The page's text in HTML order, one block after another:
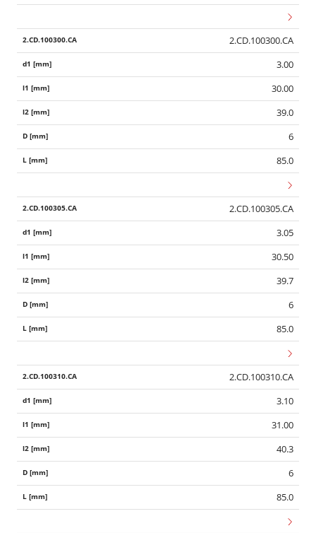
2.CD.100300.CA
3.00
30.00
39.0
6
85.0
2.CD.100305.CA
3.05
30.50
39.7
6
85.0
2.CD.100310.CA
3.10
31.00
40.3
6
85.0